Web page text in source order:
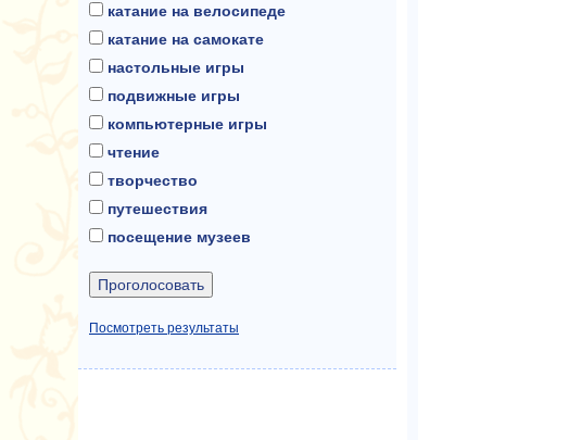
катание на велосипеде
катание на самокате
настольные игры
подвижные игры
компьютерные игры
чтение
творчество
путешествия
посещение музеев
Посмотреть результаты